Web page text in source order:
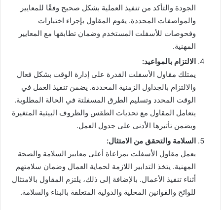
الجودة والتأكد من تنفيذ العملية بشكل صحيح وفقًا للمعايير
والمواصفات المحددة. يقوم المقاول بإجراء اختبارات
وفحوصات للأسفلت المستخدم وضمان تطابقها مع المعايير
المهنية.
الالتزام بالمواعيد:
يمتلك مقاول الأسفلت القدرة على إدارة الوقت بشكل فعال
والالتزام بالجداول الزمنية المحددة. يضمن تنفيذ العمل في
الوقت المحدد وتسليم الطرق المسفلتة في الحالة المطلوبة.
يتعامل المقاول مع تحديات الطقس والظروف البيئية المتغيرة
ويضمن تأثيرها الأدنى على جدول العمل.
السلامة والتحقق من الامتثال:
يعمل مقاول الأسفلت بمراعاة أعلى معايير السلامة والصحة
المهنية. يتخذ التدابير اللازمة لحماية العمال وضمان سلامتهم
أثناء تنفيذ الأعمال. بالإضافة إلى ذلك، يلتزم المقاول بالامتثال
للوائح والقوانين المحلية والدولية المتعلقة بالبناء والسلامة.